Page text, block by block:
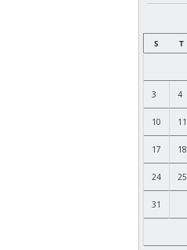
S
T
3 4
10 11
17 18
24 25
31